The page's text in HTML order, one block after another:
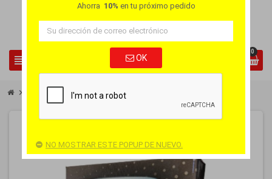
view_headline
0
chevron_right chevron_right MAXperform 4 cápsulas
Ahorra 10% en tu próximo pedido
OK
NO MOSTRAR ESTE POPUP DE NUEVO.